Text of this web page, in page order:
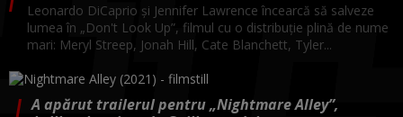
Leonardo DiCaprio și Jennifer Lawrence încearcă să salveze
lumea în „Don't Look Up”, filmul cu o distribuție plină de nume
mari: Meryl Streep, Jonah Hill, Cate Blanchett, Tyler...
A apărut trailerul pentru „Nightmare Alley”,